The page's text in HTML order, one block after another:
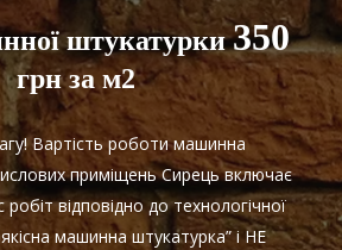
штукатурки350
грн за м2
Вартість роботи машинна
приміщень Сирець включає
відповідно до технологічної
машинна штукатурка” і НЕ